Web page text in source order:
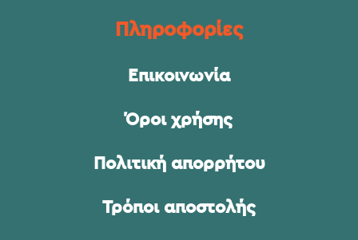
Πληροφορίες
Επικοινωνία
Όροι χρήσης
Πολιτική απορρήτου
Τρόποι αποστολής